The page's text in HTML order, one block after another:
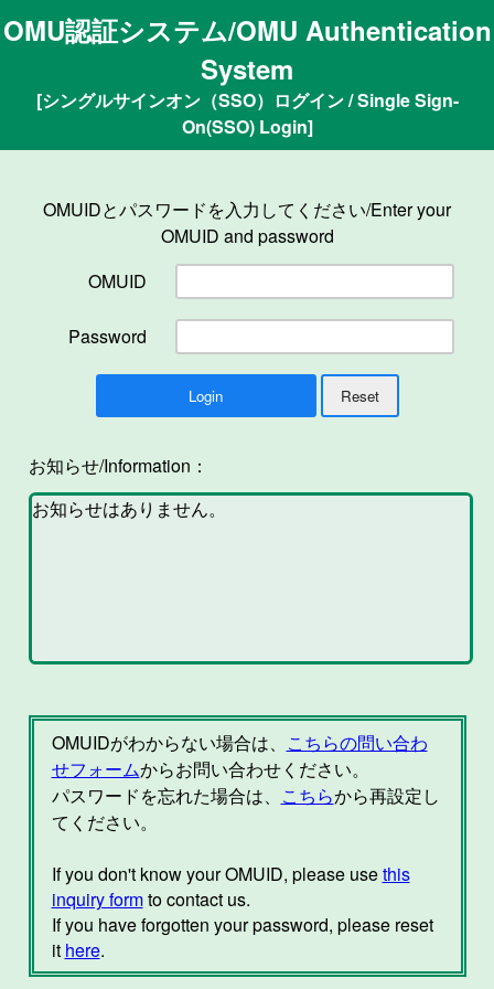
OMU認証システム/OMU Authentication
System
[シングルサインオン（SSO）ログイン / Single Sign-
On(SSO) Login]
OMUIDとパスワードを入力してください/Enter your
OMUID and password
OMUID
Password
お知らせ/Information：
OMUIDがわからない場合は、
こちらの問い合わ
せフォームからお問い合わせください。
パスワードを忘れた場合は、
こちらから再設定し
てください。
If you don't know your OMUID, please usethis
inquiry formto contact us.
If you have forgotten your password, please reset
it here.